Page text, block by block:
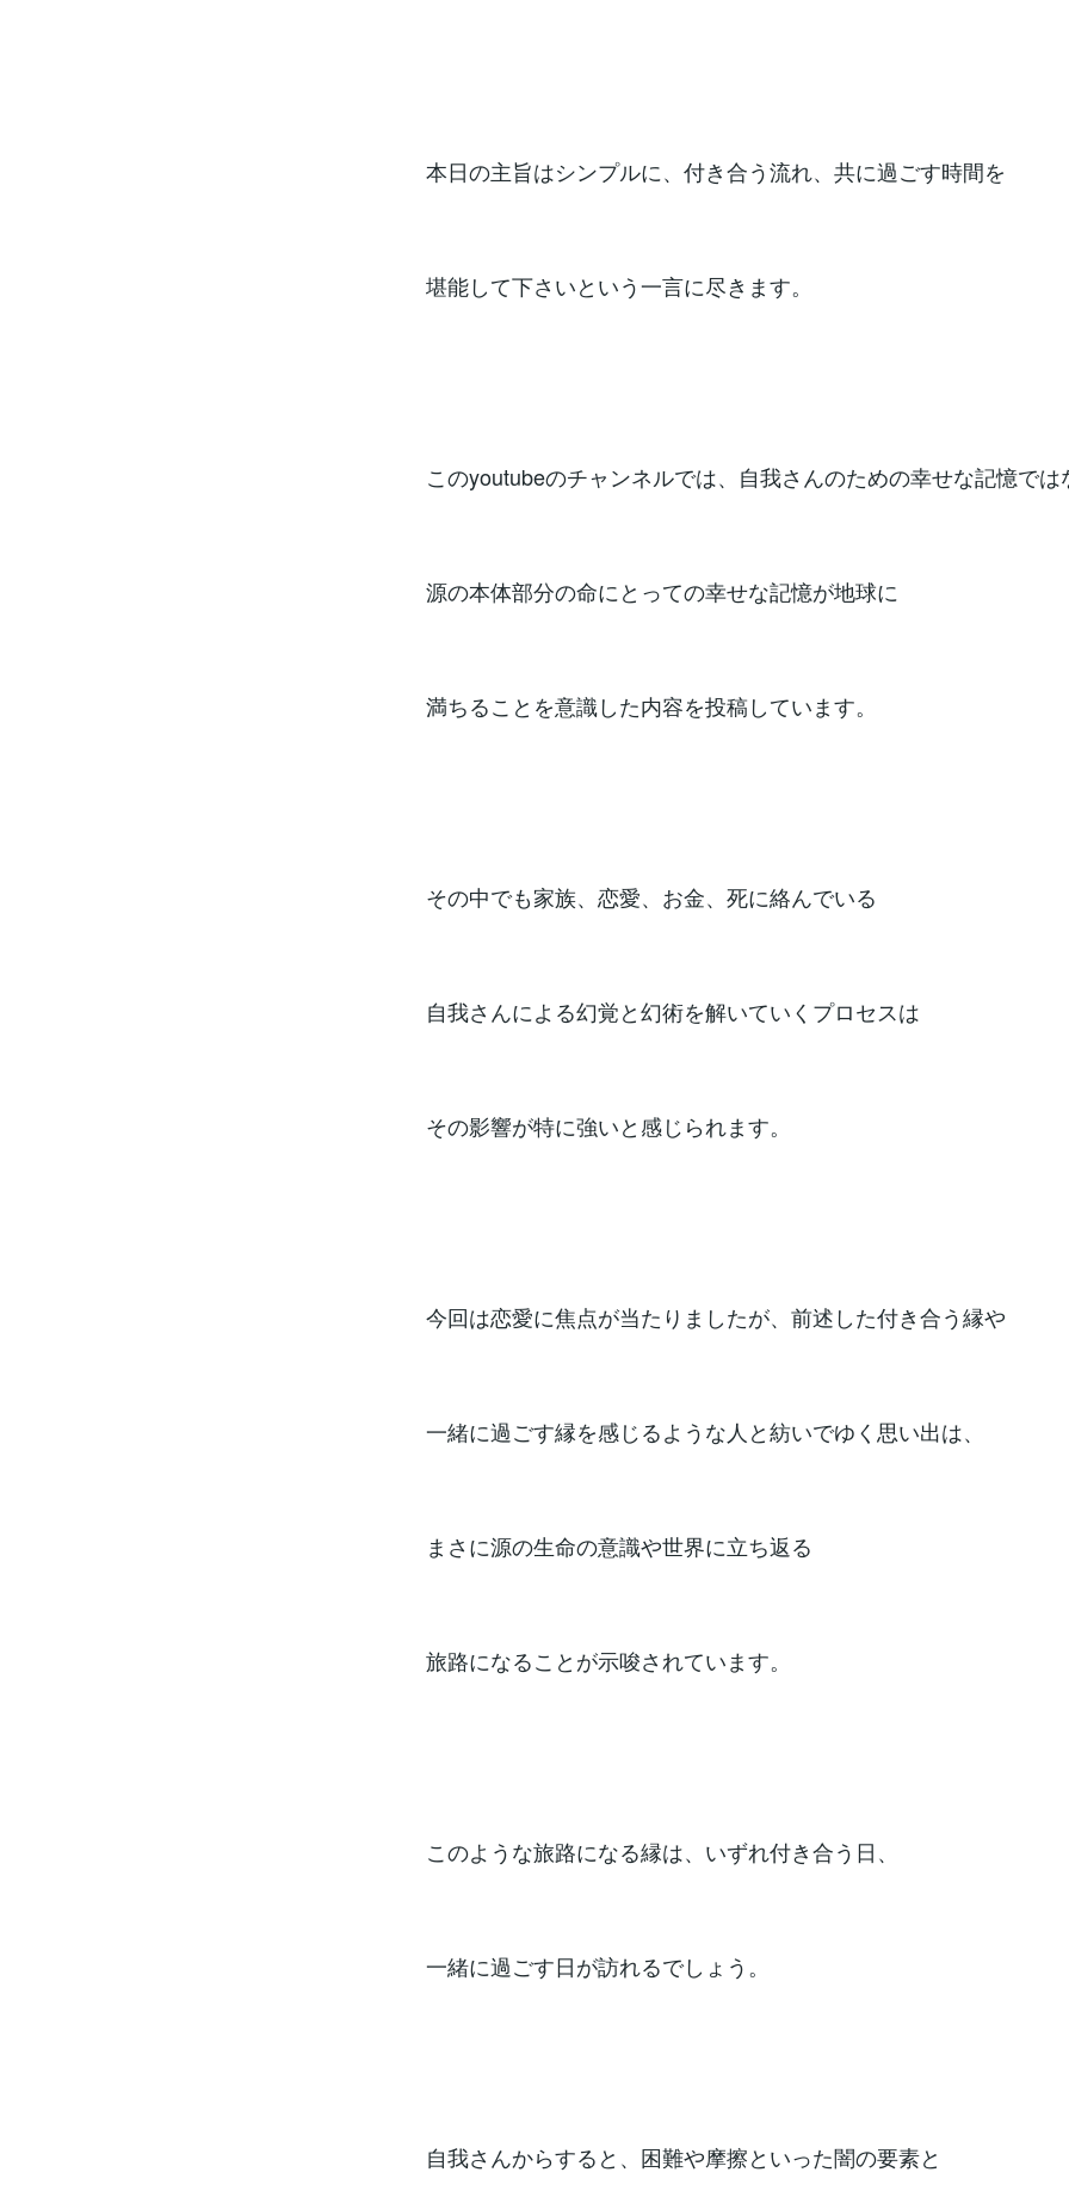
本日の主旨はシンプルに、付き合う流れ、共に過ごす時間を
堪能して下さいという一言に尽きます。
このyoutubeのチャンネルでは、自我さんのための幸せな記憶では
源の本体部分の命にとっての幸せな記憶が地球に
満ちることを意識した内容を投稿しています。
その中でも家族、恋愛、お金、死に絡んでいる
自我さんによる幻覚と幻術を解いていくプロセスは
その影響が特に強いと感じられます。
今回は恋愛に焦点が当たりましたが、前述した付き合う縁や
一緒に過ごす縁を感じるような人と紡いでゆく思い出は、
まさに源の生命の意識や世界に立ち返る
旅路になることが示唆されています。
このような旅路になる縁は、いずれ付き合う日、
一緒に過ごす日が訪れるでしょう。
自我さんからすると、困難や摩擦といった闇の要素と